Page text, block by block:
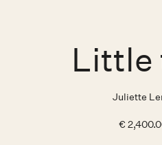
Little
Juliette
€